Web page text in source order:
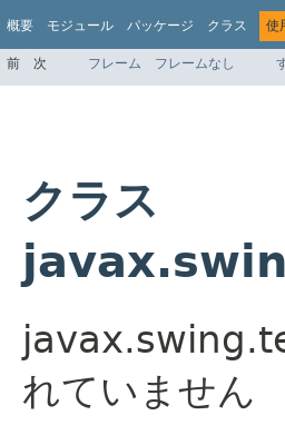
概要 モジュール パッケージ クラス 使
前 次 フレーム フレームなし
クラス
れていません